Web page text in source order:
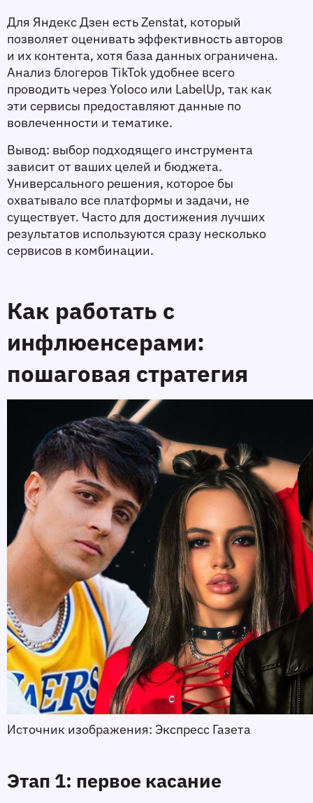
Для Яндекс Дзен есть Zenstat, который
позволяет оценивать эффективность авторов
и их контента, хотя база данных ограничена.
Анализ блогеров TikTok удобнее всего
проводить через Yoloco или LabelUp, так как
эти сервисы предоставляют данные по
вовлеченности и тематике.
Вывод: выбор подходящего инструмента
зависит от ваших целей и бюджета.
Универсального решения, которое бы
охватывало все платформы и задачи, не
существует. Часто для достижения лучших
результатов используются сразу несколько
сервисов в комбинации.
Как работать с
инфлюенсерами:
пошаговая стратегия
Источник изображения: Экспресс Газета
Этап 1: первое касание